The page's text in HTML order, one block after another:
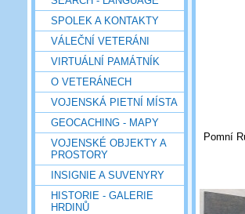
SPOLEK A KONTAKTY
VÁLEČNÍ VETERÁNI
VIRTUÁLNÍ PAMÁTNÍK
O VETERÁNECH
VOJENSKÁ PIETNÍ MÍSTA
GEOCACHING - MAPY
VOJENSKÉ OBJEKTY A
PROSTORY
INSIGNIE A SUVENYRY
HISTORIE - GALERIE
HRDINŮ
Pomní